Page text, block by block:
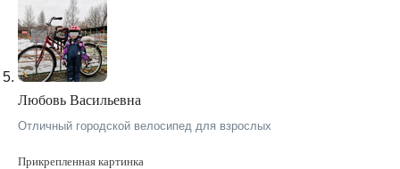
Любовь Васильевна
Отличный городской велосипед для взрослых
Прикрепленная картинка